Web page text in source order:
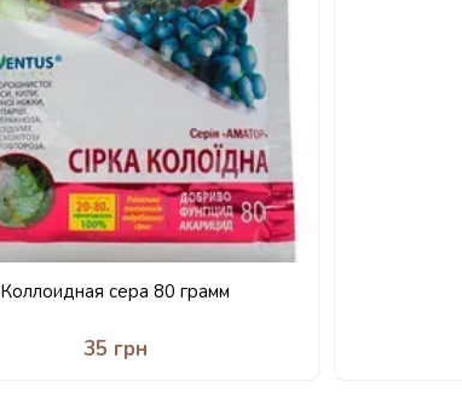
Коллоидная сера 80 грамм
35 грн